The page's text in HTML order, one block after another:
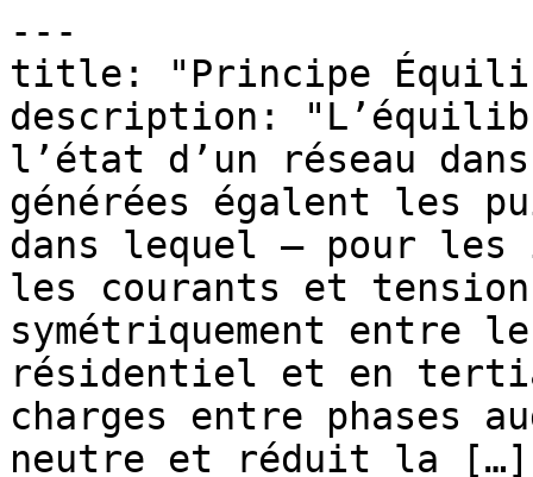
---
title: "Principe
description:
l’état d’un réseau
générées égalent les
dans lequel — pour
les courants et
symétriquement entre
résidentiel et en
charges entre phases
neutre et réduit la